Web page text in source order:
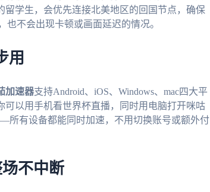
学生，会优先连接北美地区的回国节点，确保
不会出现卡顿或画面延迟的情况。
用
加速器支持Android、iOS、Windows、mac四大平
以用手机看世界杯直播，同时用电脑打开咪咕
有设备都能同时加速，不用切换账号或额外付
不中断